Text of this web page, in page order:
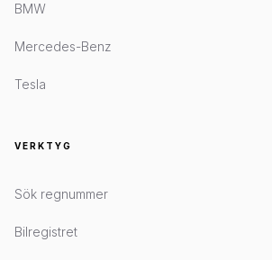
BMW
Mercedes-Benz
Tesla
VERKTYG
Sök regnummer
Bilregistret